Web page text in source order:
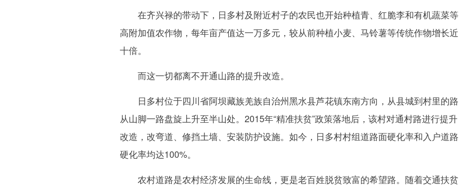
在齐兴禄的带动下，日多村及附近村子的农民也开始种植青、红脆李和有机蔬菜等
高附加值农作物，每年亩产值达一万多元，较从前种植小麦、马铃薯等传统作物增长近
十倍。
而这一切都离不开通山路的提升改造。
日多村位于四川省阿坝藏族羌族自治州黑水县芦花镇东南方向，从县城到村里的路
从山脚一路盘旋上升至半山处。2015年“精准扶贫”政策落地后，该村对通村路进行提升
改造，改弯道、修挡土墙、安装防护设施。如今，日多村村组道路面硬化率和入户道路
硬化率均达100%。
农村道路是农村经济发展的生命线，更是老百姓脱贫致富的希望路。随着交通扶贫